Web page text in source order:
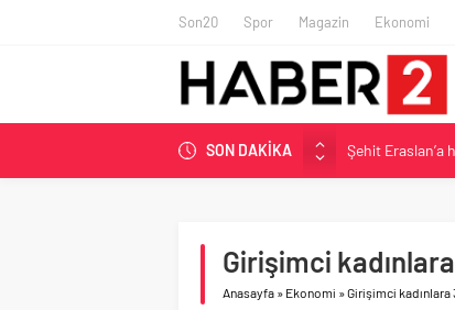
Son20 Spor Magazin Ekonomi
SON DAKİKA
Şehit Eraslan’a
Toprak
İzmit
Girişimci
Anasayfa » Ekonomi »Girişimci